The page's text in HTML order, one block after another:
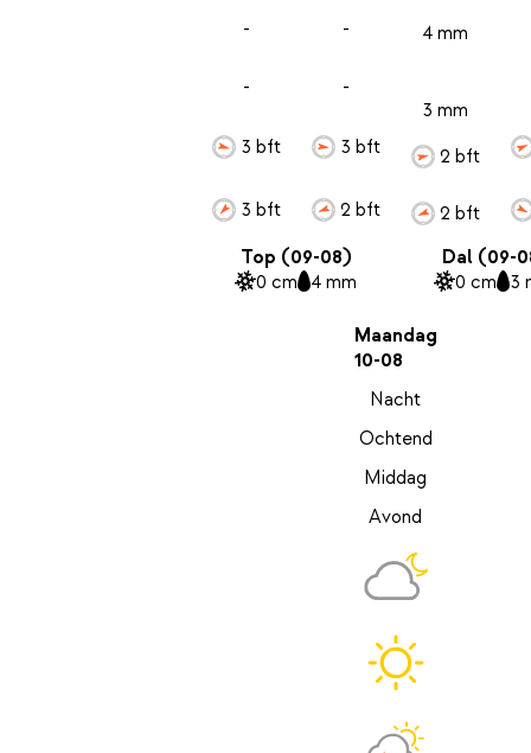
-
-
3 bft
3 bft
-
-
3 bft
2 bft
4 mm
3 mm
2 bft
2 bft
Top (09-08)
0 cm 4 mm
Dal (09-
0 cm 3
Maandag
10-08
Nacht
Ochtend
Middag
Avond